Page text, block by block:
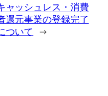
ャッシュレス・消費
還元事業の登録完了
ついて →